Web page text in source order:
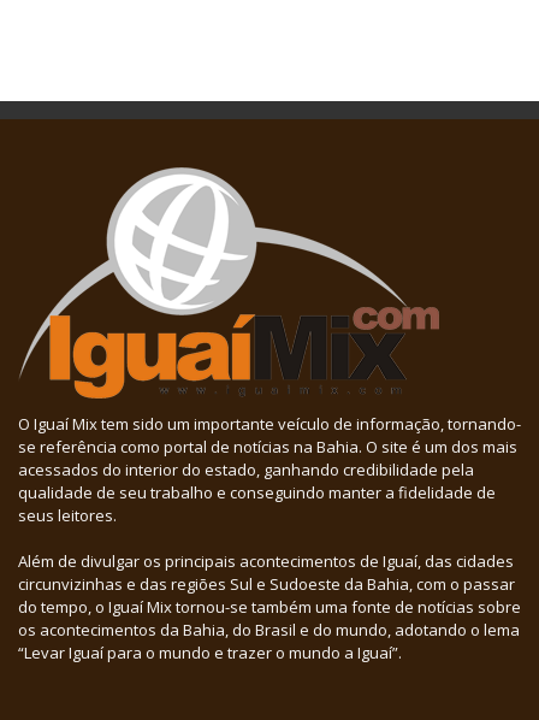
O Iguaí Mix tem sido um importante veículo de informação, tornando-
se referência como portal de notícias na Bahia. O site é um dos mais
acessados do interior do estado, ganhando credibilidade pela
qualidade de seu trabalho e conseguindo manter a fidelidade de
seus leitores.
Além de divulgar os principais acontecimentos de Iguaí, das cidades
circunvizinhas e das regiões Sul e Sudoeste da Bahia, com o passar
do tempo, o Iguaí Mix tornou-se também uma fonte de notícias sobre
os acontecimentos da Bahia, do Brasil e do mundo, adotando o lema
“Levar Iguaí para o mundo e trazer o mundo a Iguaí”.